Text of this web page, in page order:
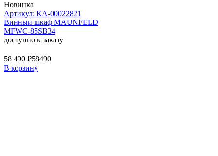
Новинка
Артикул: КА-00022821
Винный шкаф MAUNFELD
MFWC-85SB34
доступно к заказу
58 490 ₽58490
В корзину